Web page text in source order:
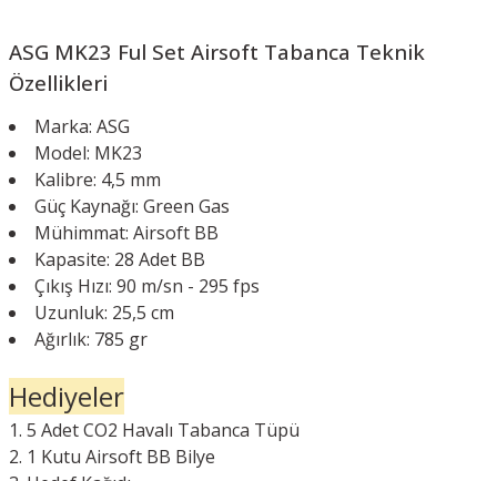
ASG MK23 Ful Set Airsoft Tabanca Teknik
Özellikleri
Marka: ASG
Model: MK23
Kalibre: 4,5 mm
Güç Kaynağı: Green Gas
Mühimmat: Airsoft BB
Kapasite: 28 Adet BB
Çıkış Hızı: 90 m/sn - 295 fps
Uzunluk: 25,5 cm
Ağırlık: 785 gr
Hediyeler
5 Adet CO2 Havalı Tabanca Tüpü
1 Kutu Airsoft BB Bilye